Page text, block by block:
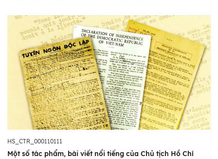
HS_CTR_000110111
Một số tác phẩm, bài viết nổi tiếng của Chủ tịch Hồ Chí